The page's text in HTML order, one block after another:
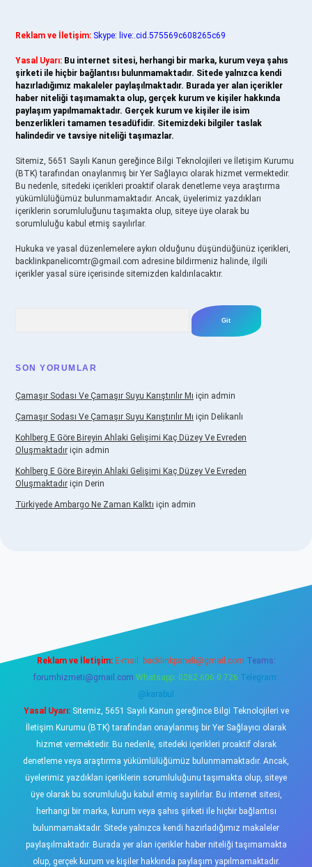
Reklam ve İletişim: Skype: live:.cid.575569c608265c69
Yasal Uyarı: Bu internet sitesi, herhangi bir marka, kurum veya şahıs
şirketi ile hiçbir bağlantısı bulunmamaktadır. Sitede yalnızca kendi
hazırladığımız makaleler paylaşılmaktadır. Burada yer alan içerikler
haber niteliği taşımamakta olup, gerçek kurum ve kişiler hakkında
paylaşım yapılmamaktadır. Gerçek kurum ve kişiler ile isim
benzerlikleri tamamen tesadüfidir. Sitemizdeki bilgiler taslak
halindedir ve tavsiye niteliği taşımazlar.
Sitemiz, 5651 Sayılı Kanun gereğince Bilgi Teknolojileri ve İletişim Kurumu
(BTK) tarafından onaylanmış bir Yer Sağlayıcı olarak hizmet vermektedir.
Bu nedenle, sitedeki içerikleri proaktif olarak denetleme veya araştırma
yükümlülüğümüz bulunmamaktadır. Ancak, üyelerimiz yazdıkları
içeriklerin sorumluluğunu taşımakta olup, siteye üye olarak bu
sorumluluğu kabul etmiş sayılırlar.
Hukuka ve yasal düzenlemelere aykırı olduğunu düşündüğünüz içerikleri,
backlinkpanelicomtr@gmail.com adresine bildirmeniz halinde, ilgili
içerikler yasal süre içerisinde sitemizden kaldırılacaktır.
SON YORUMLAR
Çamaşır Sodası Ve Çamaşır Suyu Karıştırılır Mı için admin
Çamaşır Sodası Ve Çamaşır Suyu Karıştırılır Mı için Delikanlı
Kohlberg E Göre Bireyin Ahlaki Gelişimi Kaç Düzey Ve Evreden
Oluşmaktadır için admin
Kohlberg E Göre Bireyin Ahlaki Gelişimi Kaç Düzey Ve Evreden
Oluşmaktadır için Derin
Türkiyede Ambargo Ne Zaman Kalktı için admin
Reklam ve İletişim: E-mail: backlinkpaneli@gmail.com Teams:
forumhizmeti@gmail.com Whatsapp: 0262 606 0 726 Telegram:
@karabul
Yasal Uyarı:Sitemiz, 5651 Sayılı Kanun gereğince Bilgi Teknolojileri ve
İletişim Kurumu (BTK) tarafından onaylanmış bir Yer Sağlayıcı olarak
hizmet vermektedir. Bu nedenle, sitedeki içerikleri proaktif olarak
denetleme veya araştırma yükümlülüğümüz bulunmamaktadır. Ancak,
üyelerimiz yazdıkları içeriklerin sorumluluğunu taşımakta olup, siteye
üye olarak bu sorumluluğu kabul etmiş sayılırlar. Bu internet sitesi,
herhangi bir marka, kurum veya şahıs şirketi ile hiçbir bağlantısı
bulunmamaktadır. Sitede yalnızca kendi hazırladığımız makaleler
paylaşılmaktadır. Burada yer alan içerikler haber niteliği taşımamakta
olup, gerçek kurum ve kişiler hakkında paylaşım yapılmamaktadır.